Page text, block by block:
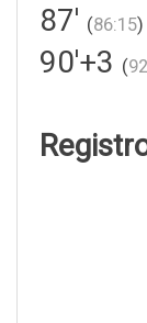
87' (86:15)
90'+3 (